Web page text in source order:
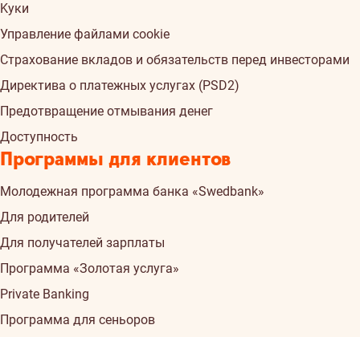
Kуки
Управление файлами cookie
Страхованиe вкладов и обязательств перед инвесторами
Директива о платежных услугах (PSD2)
Предотвращение отмывания денег
Доступность
Программы для клиентов
Молодежная программа банка «Swedbank»
Для родителей
Для получателей зарплаты
Программа «Золотая услуга»
Private Banking
Программа для сеньоров